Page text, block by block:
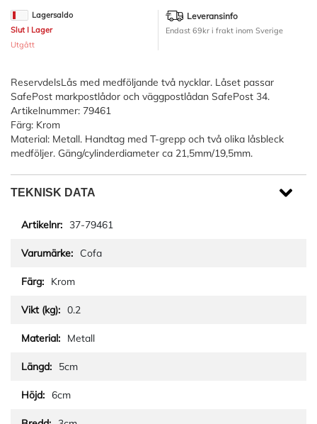
bildgalleriet
Lagersaldo
Slut I Lager
Utgått
Leveransinfo
Endast 69kr i frakt inom Sverige
ReservdelsLås med medföljande två nycklar. Låset passar
SafePost markpostlådor och väggpostlådan SafePost 34.
Artikelnummer: 79461
Färg: Krom
Material: Metall. Handtag med T-grepp och två olika låsbleck
medföljer. Gäng/cylinderdiameter ca 21,5mm/19,5mm.
TEKNISK DATA
37-79461
Cofa
Krom
0.2
Metall
5cm
6cm